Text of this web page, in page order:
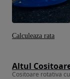
Altul
Cositoare rotativa
Calculeaza rata